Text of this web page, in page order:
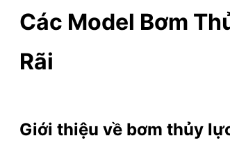
Các Model Bơm
Rãi
Giới thiệu về bơm thủy